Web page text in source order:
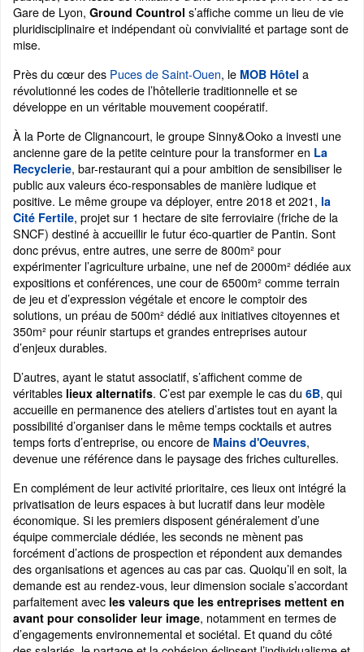
Gare de Lyon, Ground Countrol s’affiche comme un lieu de vie
pluridisciplinaire et indépendant où convivialité et partage sont de
mise.
Près du cœur des Puces de Saint-Ouen, le MOB Hôtel a
révolutionné les codes de l’hôtellerie traditionnelle et se
développe en un véritable mouvement coopératif.
À la Porte de Clignancourt, le groupe Sinny&Ooko a investi une
ancienne gare de la petite ceinture pour la transformer en La
Recyclerie, bar-restaurant qui a pour ambition de sensibiliser le
public aux valeurs éco-responsables de manière ludique et
positive. Le même groupe va déployer, entre 2018 et 2021, la
Cité Fertile, projet sur 1 hectare de site ferroviaire (friche de la
SNCF) destiné à accueillir le futur éco-quartier de Pantin. Sont
donc prévus, entre autres, une serre de 800m² pour
expérimenter l’agriculture urbaine, une nef de 2000m² dédiée aux
expositions et conférences, une cour de 6500m² comme terrain
de jeu et d’expression végétale et encore le comptoir des
solutions, un préau de 500m² dédié aux initiatives citoyennes et
350m² pour réunir startups et grandes entreprises autour
d’enjeux durables.
D’autres, ayant le statut associatif, s’affichent comme de
véritables lieux alternatifs. C’est par exemple le cas du 6B, qui
accueille en permanence des ateliers d’artistes tout en ayant la
possibilité d’organiser dans le même temps cocktails et autres
temps forts d’entreprise, ou encore de Mains d'Oeuvres,
devenue une référence dans le paysage des friches culturelles.
En complément de leur activité prioritaire, ces lieux ont intégré la
privatisation de leurs espaces à but lucratif dans leur modèle
économique. Si les premiers disposent généralement d’une
équipe commerciale dédiée, les seconds ne mènent pas
forcément d’actions de prospection et répondent aux demandes
des organisations et agences au cas par cas. Quoiqu’il en soit, la
demande est au rendez-vous, leur dimension sociale s’accordant
parfaitement avec les valeurs que les entreprises mettent en
avant pour consolider leur image, notamment en termes de
d’engagements environnemental et sociétal. Et quand du côté